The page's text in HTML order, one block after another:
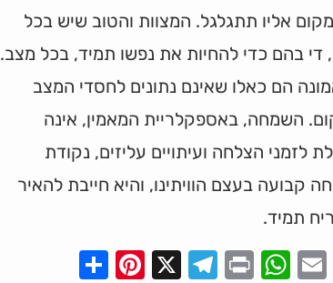
אליו תתגלגל. המצוות והטוב שיש בכל
די בהם כדי להחיות את נפשו תמיד, בכל מצב.
הם כאלו שאינם נתונים לחסדי המצב
השמחה, באספקלריית המאמין, אינה
לזמני הצלחה ועיתויים עליזים, נקודת
קבועה בעצם הוויתינו, והיא חייבת להאיר
תמיד.
Facebook
Email
WhatsApp
Print
Telegram
X
Pinterest